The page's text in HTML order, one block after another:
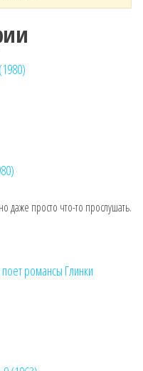
даже просто что-то прослушать.
романсы Глинки